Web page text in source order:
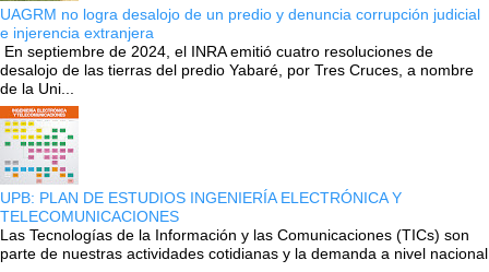
UAGRM no logra desalojo de un predio y denuncia corrupción judicial
e injerencia extranjera
En septiembre de 2024, el INRA emitió cuatro resoluciones de
desalojo de las tierras del predio Yabaré, por Tres Cruces, a nombre
de la Uni...
UPB: PLAN DE ESTUDIOS INGENIERÍA ELECTRÓNICA Y
TELECOMUNICACIONES
Las Tecnologías de la Información y las Comunicaciones (TICs) son
parte de nuestras actividades cotidianas y la demanda a nivel nacional